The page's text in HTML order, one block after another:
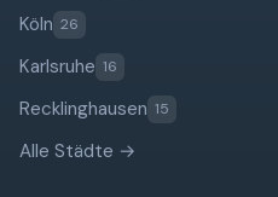
Köln 26
Karlsruhe 16
Recklinghausen 15
Alle Städte →